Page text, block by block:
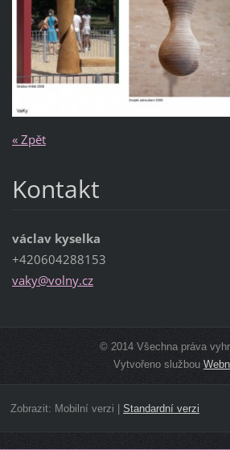
« Zpět
Kontakt
václav kyselka
+420604288153
vaky@volny.cz
© 2014 Všechna práva
Vytvořeno službou
Zobrazit: Mobilní verzi Standardní verzi